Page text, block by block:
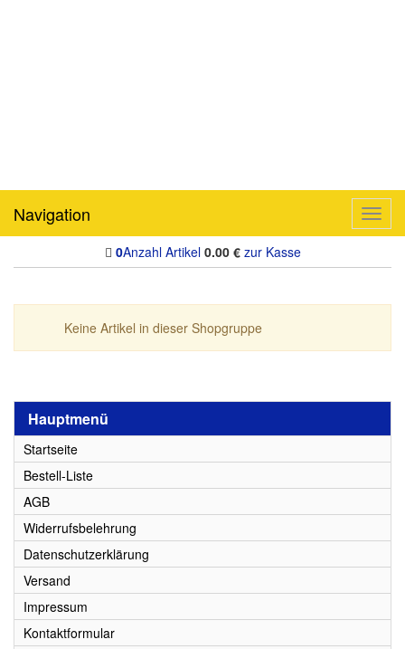
Navigation
0Anzahl Artikel 0.00€ zur Kasse
Keine Artikel in dieser Shopgruppe
Hauptmenü
Startseite
Bestell-Liste
AGB
Widerrufsbelehrung
Datenschutzerklärung
Versand
Impressum
Kontaktformular